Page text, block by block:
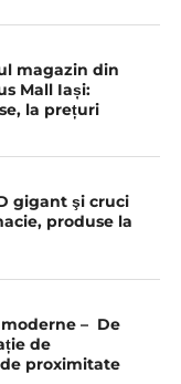
magazin din
Mall Iași:
la prețuri
gigant şi cruci
produse la
moderne – De
de
proximitate